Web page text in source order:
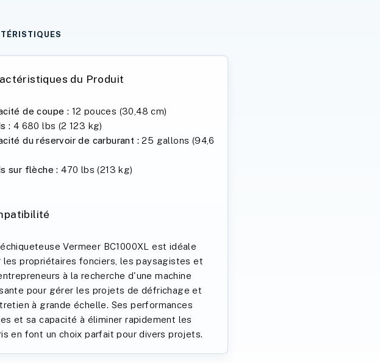
du Produit
de coupe : 12 pouces (30,48 cm)
: 4 680 lbs (2 123 kg)
du réservoir de carburant : 25 gallons (94,6
sur flèche : 470 lbs (213 kg)
Vermeer BC1000XL est idéale
les propriétaires fonciers, les paysagistes et
à la recherche d'une machine
pour gérer les projets de défrichage et
à grande échelle. Ses performances
et sa capacité à éliminer rapidement les
en font un choix parfait pour divers projets.